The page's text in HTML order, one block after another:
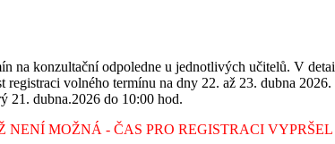
na konzultační odpoledne u jednotlivých učitelů. V
registraci volného termínu na dny 22. až 23. dubna
21. dubna.2026 do 10:00 hod.
NENÍ MOŽNÁ - ČAS PRO REGISTRACI